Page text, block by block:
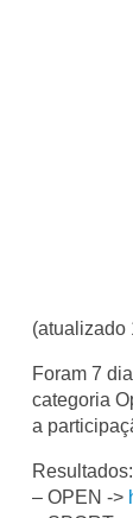
(atualizado
Foram 7
categoria
a
Resultados:
– OPEN ->